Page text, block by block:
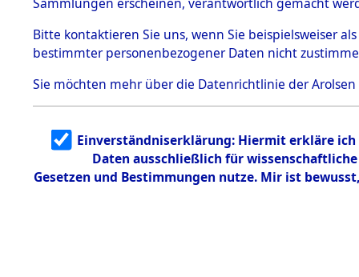
Todesmärsche
5.3.1 Alliierte
Erhebungen
zu
Todesmärsch
en
5.3.2
Identifizierun
g
5.3.3
Todesmärsch
Sammlungen erscheinen, verantwortlich gemacht
Bitte kontaktieren Sie uns, wenn Sie beispielsweiser
bestimmter personenbezogener Daten nicht
Sie möchten mehr über die Datenrichtlinie der Arolsen
Einverständniserklärung: Hiermit erkläre
Daten ausschließlich für
Gesetzen und Bestimmungen nutze. Mir ist